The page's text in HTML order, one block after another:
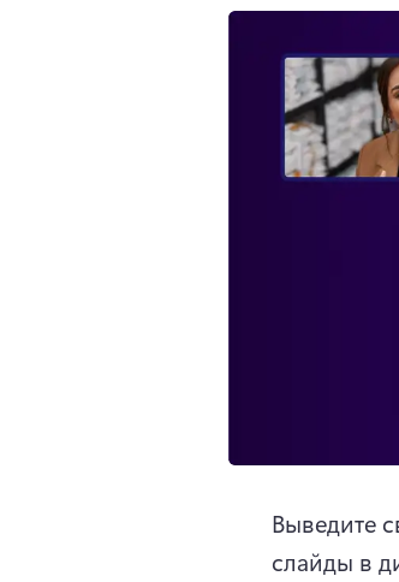
Выведите
слайды в